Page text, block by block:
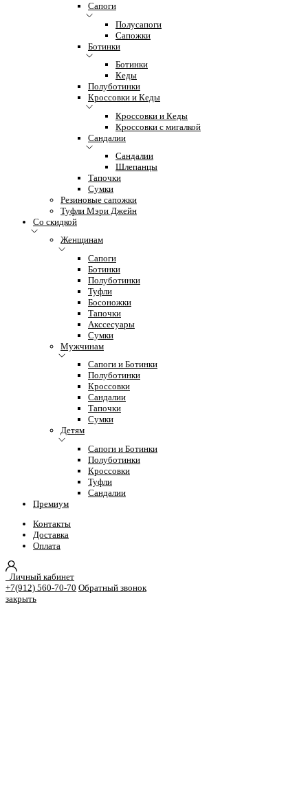
Сапоги
Полусапоги
Сапожки
Ботинки
Ботинки
Кеды
Полуботинки
Кроссовки и Кеды
Кроссовки и Кеды
Кроссовки с мигалкой
Сандалии
Сандалии
Шлепанцы
Тапочки
Сумки
Резиновые сапожки
Туфли Мэри Джейн
Со скидкой
Женщинам
Сапоги
Ботинки
Полуботинки
Туфли
Босоножки
Тапочки
Акссесуары
Сумки
Мужчинам
Сапоги и Ботинки
Полуботинки
Кроссовки
Сандалии
Тапочки
Сумки
Детям
Сапоги и Ботинки
Полуботинки
Кроссовки
Туфли
Сандалии
Премиум
Контакты
Доставка
Оплата
Личный кабинет
+7(912) 560-70-70 Обратный звонок
закрыть